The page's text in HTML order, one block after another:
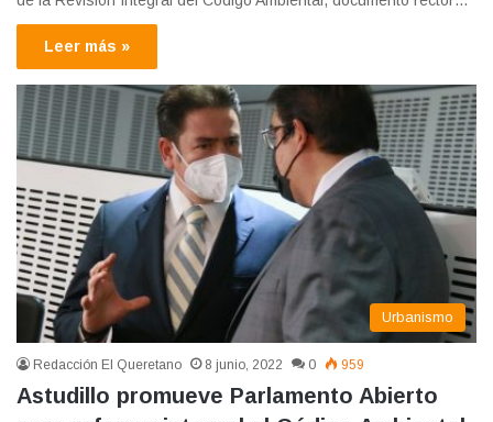
Leer más »
Urbanismo
Redacción El Queretano 8 junio, 2022 0 959
Astudillo promueve Parlamento Abierto